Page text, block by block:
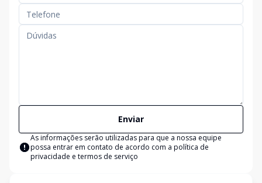
Enviar
As informações serão utilizadas para que a nossa equipe
possa entrar em contato de acordo com a política de
privacidade e termos de serviço